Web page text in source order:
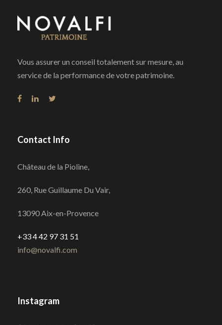
Vous assurer un conseil totalement sur mesure, au
service de la performance de votre patrimoine.
Contact Info
Château de la Pioline,
260, Rue Guillaume Du Vair,
13090 Aix-en-Provence
+33 4 42 97 31 51
info@novalfi.com
Instagram